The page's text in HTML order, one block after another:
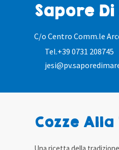
Sapore
C/o Centro Comm.le
Tel.+39 0731 208745
Cozze